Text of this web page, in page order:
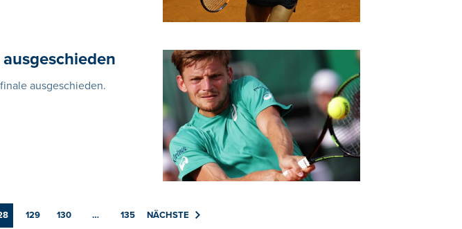
ausgeschieden.
129 130 … 135 NÄCHSTE